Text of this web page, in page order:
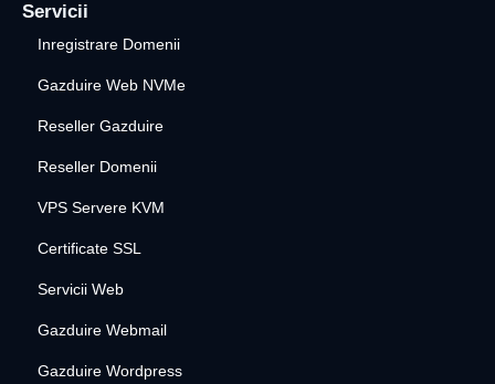
Servicii
Inregistrare Domenii
Gazduire Web NVMe
Reseller Gazduire
Reseller Domenii
VPS Servere KVM
Certificate SSL
Servicii Web
Gazduire Webmail
Gazduire Wordpress